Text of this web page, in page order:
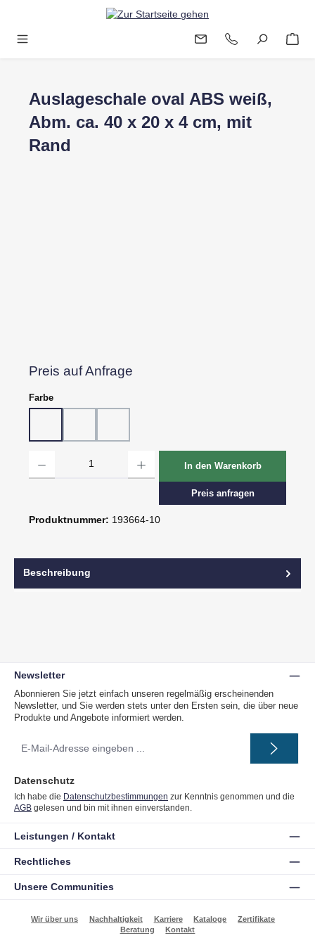
Zum Hauptinhalt springen
Auslageschale oval ABS weiß,
Abm. ca. 40 x 20 x 4 cm, mit
Rand
Preis auf Anfrage
Farbeauswählen
In den Warenkorb
Preis anfragen
Produktnummer: 193664-10
Beschreibung
Newsletter
Abonnieren Sie jetzt einfach unseren regelmäßig erscheinenden
Newsletter, und Sie werden stets unter den Ersten sein, die über neue
Produkte und Angebote informiert werden.
Mail-
Datenschutz
Ich habe die Datenschutzbestimmungen zur Kenntnis genommen und die
AGB gelesen und bin mit ihnen einverstanden.
Unsere Communities
Leistungen / Kontakt
Rechtliches
Wir über uns Nachhaltigkeit Karriere Kataloge
Zertifikate
Beratung
Kontakt